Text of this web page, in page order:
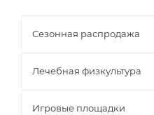
Сезонная распродажа
Лечебная физкультура
Игровые площадки